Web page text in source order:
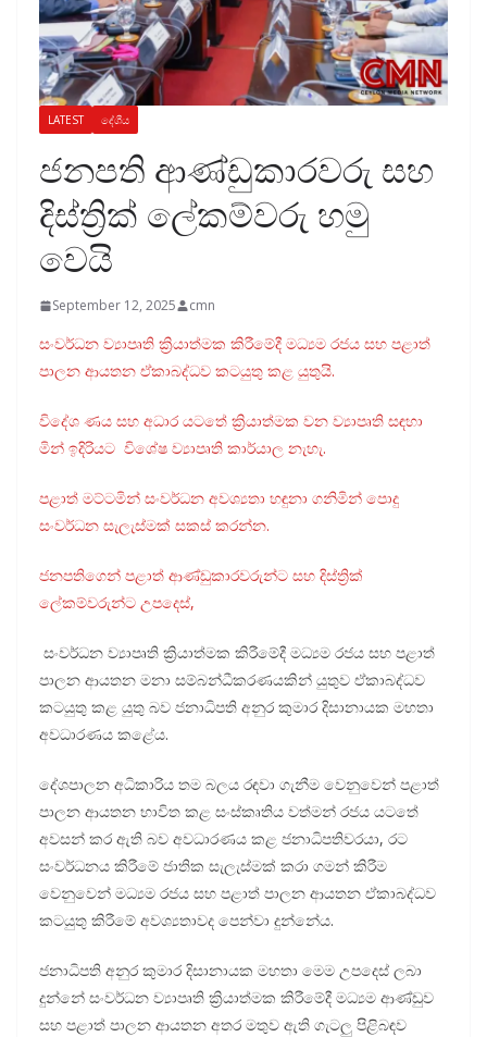
LATEST දේශීය
ජනපති ආණ්ඩුකාරවරු සහ
දිස්ත්‍රික් ලේකම්වරු හමු
වෙයි
September 12, 2025 cmn
සංවර්ධන ව්‍යාපෘති ක්‍රියාත්මක කිරීමේදී මධ්‍යම රජය සහ පළාත්
පාලන ආයතන ඒකාබද්ධව කටයුතු කළ යුතුයි.
විදේශ ණය සහ අධාර යටතේ ක්‍රියාත්මක වන ව්‍යාපෘති සඳහා
මින් ඉදිරියට විශේෂ ව්‍යාපෘති කාර්යාල නැහැ.
පළාත් මට්ටමින් සංවර්ධන අවශ්‍යතා හඳුනා ගනිමින් පොදු
සංවර්ධන සැලැස්මක් සකස් කරන්න.
ජනපතිගෙන් පළාත් ආණ්ඩුකාරවරුන්ට සහ දිස්ත්‍රික්
ලේකම්වරුන්ට උපදෙස්,
සංවර්ධන ව්‍යාපෘති ක්‍රියාත්මක කිරීමේදී මධ්‍යම රජය සහ පළාත්
පාලන ආයතන මනා සම්බන්ධීකරණයකින් යුතුව ඒකාබද්ධව
කටයුතු කළ යුතු බව ජනාධිපති අනුර කුමාර දිසානායක මහතා
අවධාරණය කළේය.
දේශපාලන අධිකාරිය තම බලය රඳවා ගැනීම වෙනුවෙන් පළාත්
පාලන ආයතන භාවිත කළ සංස්කෘතිය වත්මන් රජය යටතේ
අවසන් කර ඇති බව අවධාරණය කළ ජනාධිපතිවරයා, රට
සංවර්ධනය කිරීමේ ජාතික සැලැස්මක් කරා ගමන් කිරීම
වෙනුවෙන් මධ්‍යම රජය සහ පළාත් පාලන ආයතන ඒකාබද්ධව
කටයුතු කිරීමේ අවශ්‍යතාවද පෙන්වා දුන්නේය.
ජනාධිපති අනුර කුමාර දිසානායක මහතා මෙම උපදෙස් ලබා
දුන්නේ සංවර්ධන ව්‍යාපෘති ක්‍රියාත්මක කිරීමේදී මධ්‍යම ආණ්ඩුව
සහ පළාත් පාලන ආයතන අතර මතුව ඇති ගැටලු පිළිබඳව